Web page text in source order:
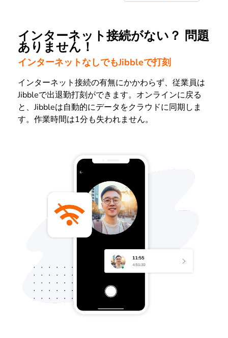
インターネット接続がない？ 問題
ありません！
インターネットなしでもJibbleで打刻
インターネット接続の有無にかかわらず、従業員は
Jibbleで出退勤打刻ができます。オンラインに戻る
と、Jibbleは自動的にデータをクラウドに同期しま
す。作業時間は1分も失われません。